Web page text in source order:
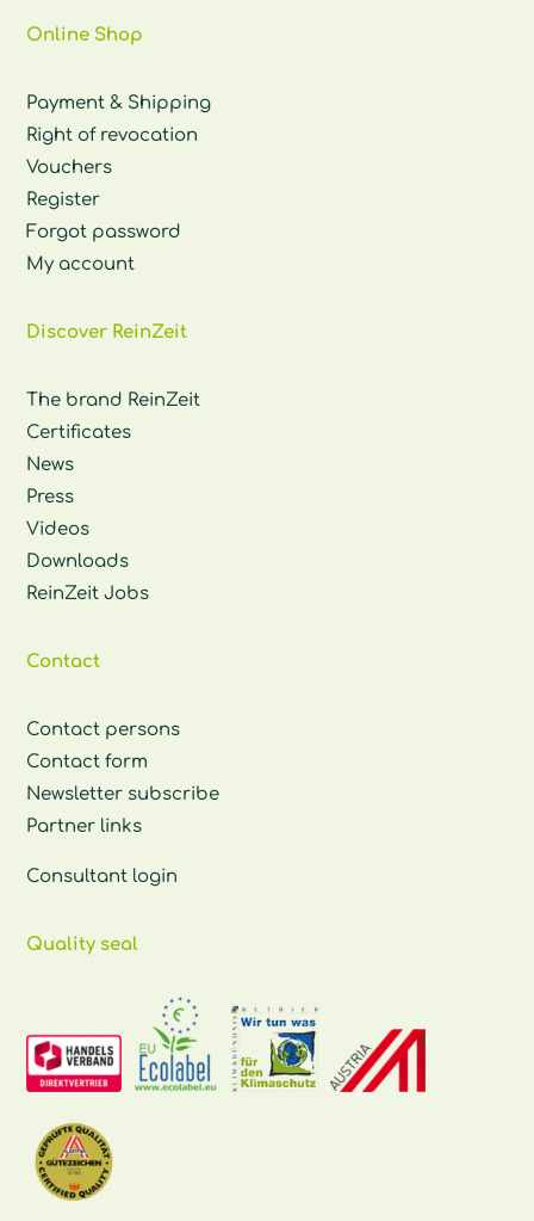
Online Shop
Payment & Shipping
Right of revocation
Vouchers
Register
Forgot password
My account
Discover ReinZeit
The brand ReinZeit
Certificates
News
Press
Videos
Downloads
ReinZeit Jobs
Contact
Contact persons
Contact form
Newsletter subscribe
Partner links
Consultant login
Quality seal